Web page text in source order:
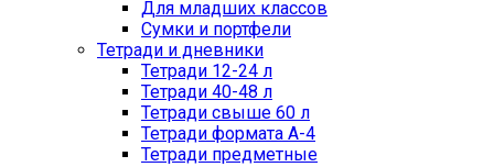
Для младших классов
Сумки и портфели
Тетради и дневники
Тетради 12-24 л
Тетради 40-48 л
Тетради свыше 60 л
Тетради формата А-4
Тетради предметные